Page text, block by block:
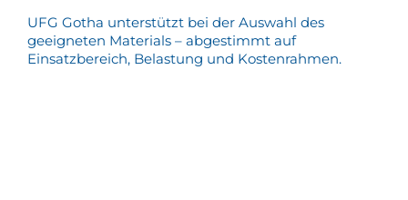
UFG Gotha unterstützt bei der Auswahl des
geeigneten Materials – abgestimmt auf
Einsatzbereich, Belastung und Kostenrahmen.